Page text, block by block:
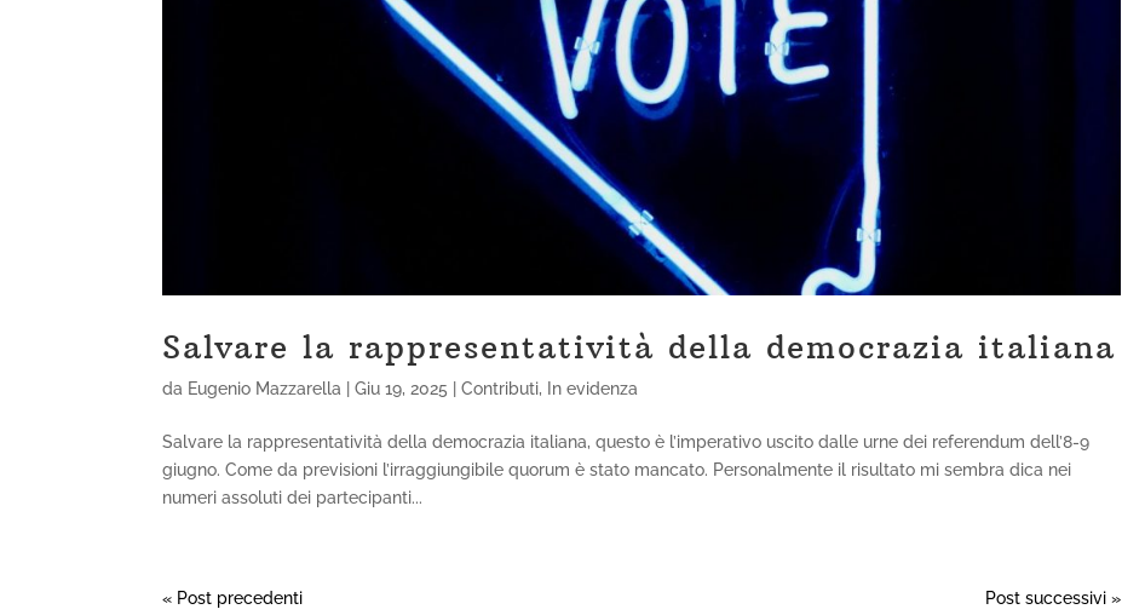
Salvare la rappresentatività della democrazia italiana
da Eugenio Mazzarella |Giu 19, 2025 |Contributi, In evidenza
Salvare la rappresentatività della democrazia italiana, questo è l’imperativo uscito dalle urne dei referendum dell’8-9
giugno. Come da previsioni l’irraggiungibile quorum è stato mancato. Personalmente il risultato mi sembra dica nei
numeri assoluti dei partecipanti...
« Post precedenti Post successivi »